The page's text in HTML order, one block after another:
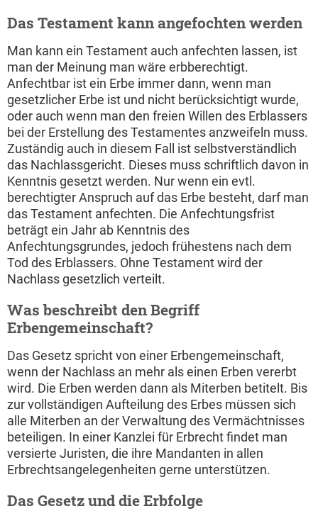
Das Testament kann angefochten werden
Man kann ein Testament auch anfechten lassen, ist
man der Meinung man wäre erbberechtigt.
Anfechtbar ist ein Erbe immer dann, wenn man
gesetzlicher Erbe ist und nicht berücksichtigt wurde,
oder auch wenn man den freien Willen des Erblassers
bei der Erstellung des Testamentes anzweifeln muss.
Zuständig auch in diesem Fall ist selbstverständlich
das Nachlassgericht. Dieses muss schriftlich davon in
Kenntnis gesetzt werden. Nur wenn ein evtl.
berechtigter Anspruch auf das Erbe besteht, darf man
das Testament anfechten. Die Anfechtungsfrist
beträgt ein Jahr ab Kenntnis des
Anfechtungsgrundes, jedoch frühestens nach dem
Tod des Erblassers. Ohne Testament wird der
Nachlass gesetzlich verteilt.
Was beschreibt den Begriff
Erbengemeinschaft?
Das Gesetz spricht von einer Erbengemeinschaft,
wenn der Nachlass an mehr als einen Erben vererbt
wird. Die Erben werden dann als Miterben betitelt. Bis
zur vollständigen Aufteilung des Erbes müssen sich
alle Miterben an der Verwaltung des Vermächtnisses
beteiligen. In einer Kanzlei für Erbrecht findet man
versierte Juristen, die ihre Mandanten in allen
Erbrechtsangelegenheiten gerne unterstützen.
Das Gesetz und die Erbfolge